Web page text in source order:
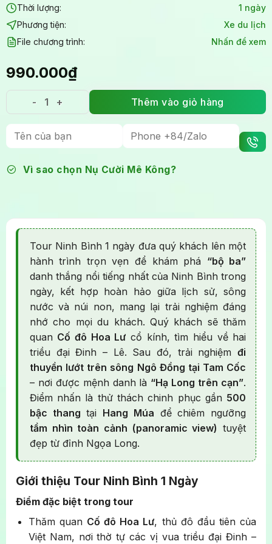
Thời lượng:
1 ngày
Phương tiện:
Xe du lịch
File chương trình:
Nhấn để xem
990.000₫
Tour Ninh Bình 1 Ngày: Hoa Lư - Tam Cốc - Hang
Thêm vào giỏ hàng
Vì sao chọn Nụ Cười Mê Kông?
Tour Ninh Bình 1 ngày đưa quý khách lên một
hành trình trọn vẹn để khám phá “bộ ba”
danh thắng nổi tiếng nhất của Ninh Bình trong
ngày, kết hợp hoàn hảo giữa lịch sử, sông
nước và núi non, mang lại trải nghiệm đáng
nhớ cho mọi du khách. Quý khách sẽ thăm
quan Cố đô Hoa Lư cổ kính, tìm hiểu về hai
triều đại Đinh – Lê. Sau đó, trải nghiệmđi
thuyền lướt trên sông Ngô Đồng tại Tam Cốc
– nơi được mệnh danh là “Hạ Long trên cạn”.
Điểm nhấn là thử thách chinh phục gần 500
bậc thang tại Hang Múa để chiêm ngưỡng
tầm nhìn toàn cảnh (panoramic view) tuyệt
đẹp từ đỉnh Ngọa Long.
Giới thiệu Tour Ninh Bình 1 Ngày
Điểm đặc biệt trong tour
Thăm quan Cố đô Hoa Lư, thủ đô đầu tiên của
Việt Nam, nơi thờ tự các vị vua triều đại Đinh –